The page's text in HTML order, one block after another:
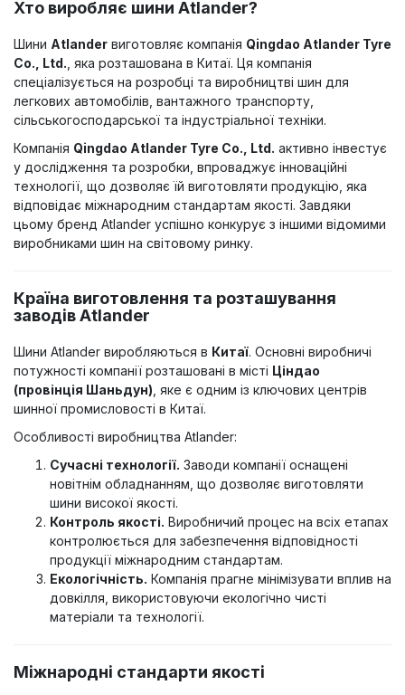
Хто виробляє шини Atlander?
Шини Atlander виготовляє компанія Qingdao Atlander Tyre
Co., Ltd. , яка розташована в Китаї. Ця компанія
спеціалізується на розробці та виробництві шин для
легкових автомобілів, вантажного транспорту,
сільськогосподарської та індустріальної техніки.
Компанія Qingdao Atlander Tyre Co., Ltd. активно інвестує
у дослідження та розробки, впроваджує інноваційні
технології, що дозволяє їй виготовляти продукцію, яка
відповідає міжнародним стандартам якості. Завдяки
цьому бренд Atlander успішно конкурує з іншими відомими
виробниками шин на світовому ринку.
Країна виготовлення та розташування
заводів Atlander
Шини Atlander виробляються в Китаї. Основні виробничі
потужності компанії розташовані в місті Ціндао
(провінція Шаньдун) , яке є одним із ключових центрів
шинної промисловості в Китаї.
Особливості виробництва Atlander:
Сучасні технології. Заводи компанії оснащені
новітнім обладнанням, що дозволяє виготовляти
шини високої якості.
Контроль якості. Виробничий процес на всіх етапах
контролюється для забезпечення відповідності
продукції міжнародним стандартам.
Екологічність. Компанія прагне мінімізувати вплив на
довкілля, використовуючи екологічно чисті
матеріали та технології.
Міжнародні стандарти якості